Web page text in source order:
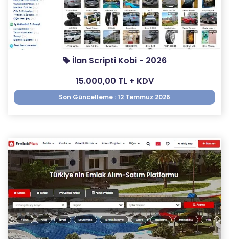
İlan Scripti Kobi - 2026
15.000,00 TL + KDV
Son Güncelleme : 12 Temmuz 2026